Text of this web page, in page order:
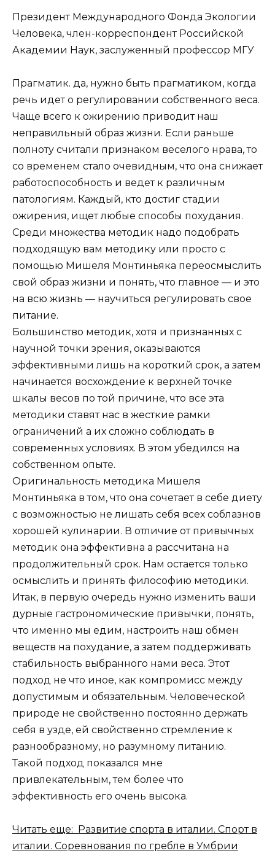
Президент Международного Фонда Экологии
Человека, член-корреспондент Российской
Академии Наук, заслуженный профессор МГУ
Прагматик. да, нужно быть прагматиком, когда
речь идет о регулировании собственного веса.
Чаще всего к ожирению приводит наш
неправильный образ жизни. Если раньше
полноту считали признаком веселого нрава, то
со временем стало очевидным, что она снижает
работоспособность и ведет к различным
патологиям. Каждый, кто достиг стадии
ожирения, ищет любые способы похудания.
Среди множества методик надо подобрать
подходящую вам методику или просто с
помощью Мишеля Монтиньяка переосмыслить
свой образ жизни и понять, что главное — и это
на всю жизнь — научиться регулировать свое
питание.
Большинство методик, хотя и признанных с
научной точки зрения, оказываются
эффективными лишь на короткий срок, а затем
начинается восхождение к верхней точке
шкалы весов по той причине, что все эта
методики ставят нас в жесткие рамки
ограничений а их сложно соблюдать в
современных условиях. В этом убедился на
собственном опыте.
Оригинальность методика Мишеля
Монтиньяка в том, что она сочетает в себе диету
с возможностью не лишать себя всех соблазнов
хорошей кулинарии. В отличие от привычных
методик она эффективна а рассчитана на
продолжительный срок. Нам остается только
осмыслить и принять философию методики.
Итак, в первую очередь нужно изменить ваши
дурные гастрономические привычки, понять,
что именно мы едим, настроить наш обмен
веществ на похудание, а затем поддерживать
стабильность выбранного нами веса. Этот
подход не что иное, как компромисс между
допустимым и обязательным. Человеческой
природе не свойственно постоянно держать
себя в узде, ей свойственно стремление к
разнообразному, но разумному питанию.
Такой подход показался мне
привлекательным, тем более что
эффективность его очень высока.
Читать еще: Развитие спорта в италии. Спорт в
италии. Соревнования по гребле в Умбрии